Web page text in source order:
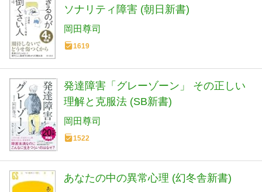
ソナリティ障害 (朝日新書)
岡田尊司
1619
発達障害「グレーゾーン」 その正しい
理解と克服法 (SB新書)
岡田尊司
1522
あなたの中の異常心理 (幻冬舎新書)